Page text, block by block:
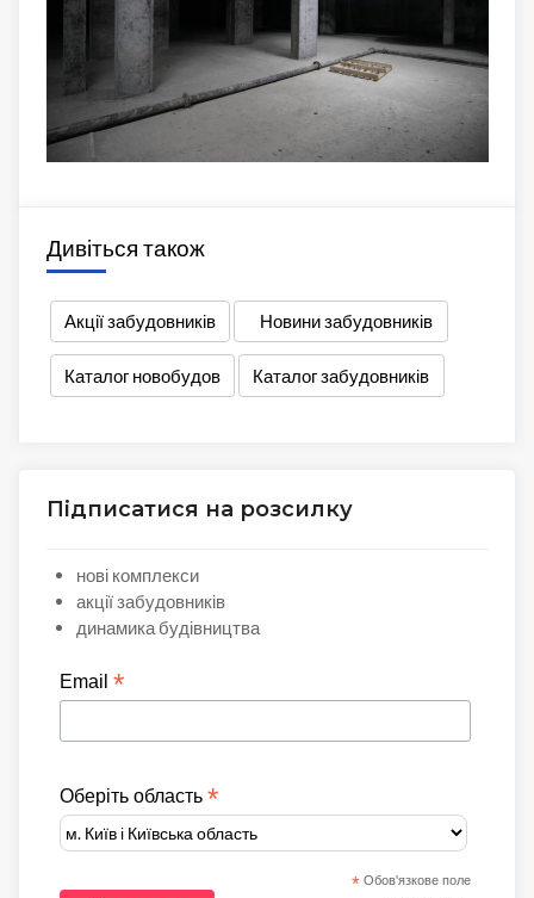
Дивіться також
Акції забудовників Новини забудовників
Каталог новобудов Каталог забудовників
Підписатися на розсилку
нові комплекси
акції забудовників
динамика будівництва
Email *
Оберіть область *
* Обов'язкове поле